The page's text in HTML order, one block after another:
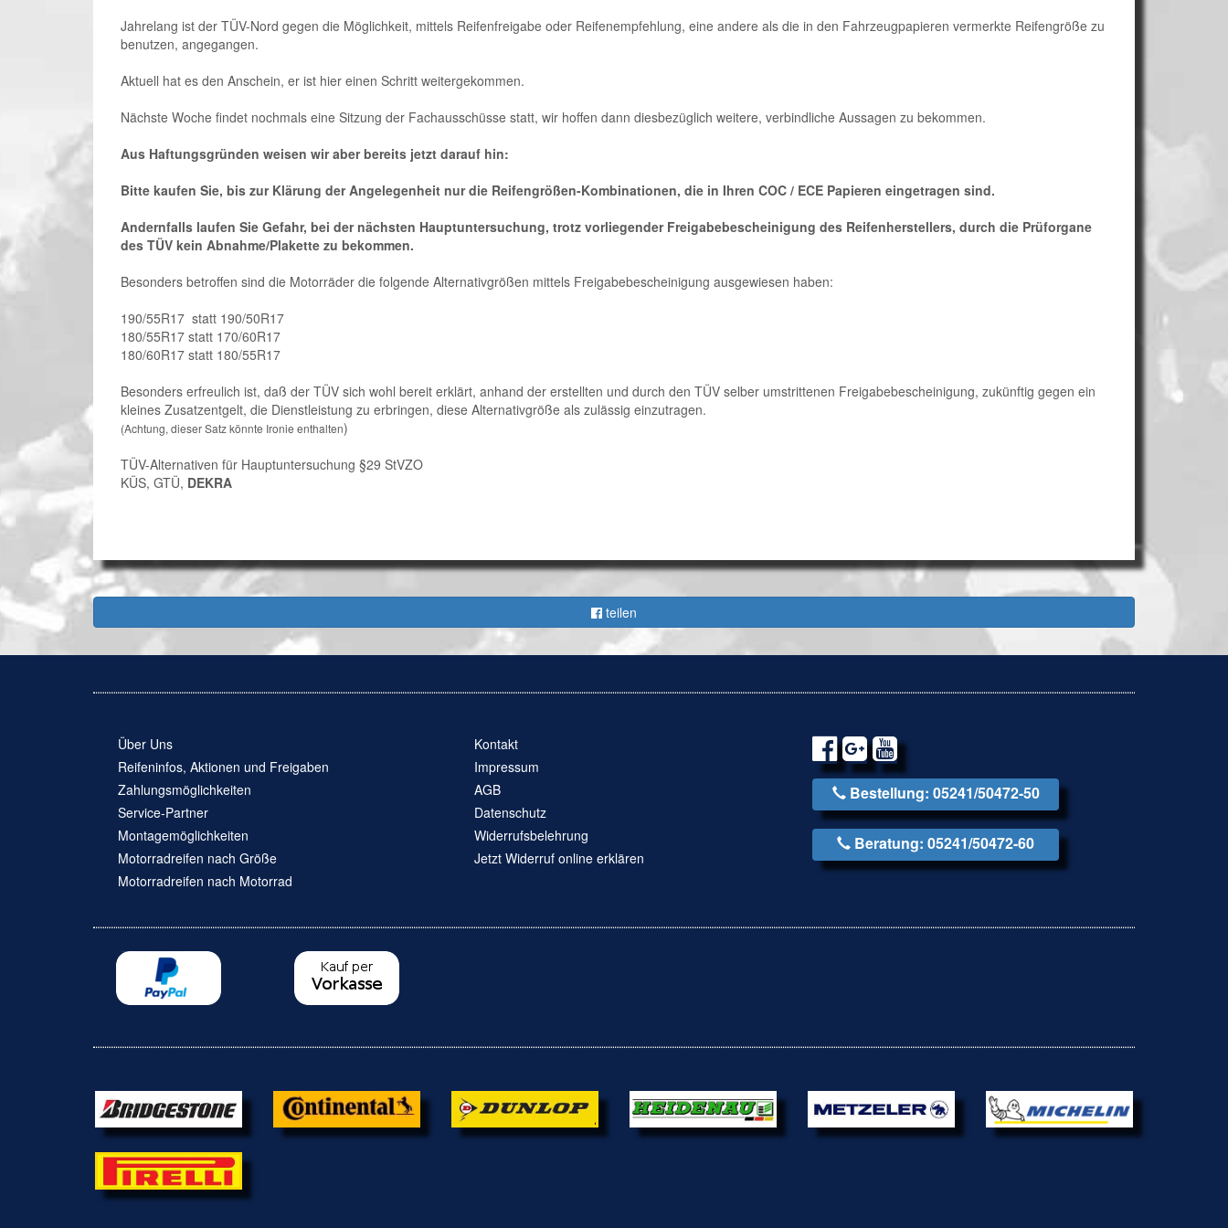
Jahrelang ist der TÜV-Nord gegen die Möglichkeit, mittels Reifenfreigabe oder Reifenempfehlung, eine andere als die in den Fahrzeugpapieren vermerkte Reifengröße zu
benutzen, angegangen.
Aktuell hat es den Anschein, er ist hier einen Schritt weitergekommen.
Nächste Woche findet nochmals eine Sitzung der Fachausschüsse statt, wir hoffen dann diesbezüglich weitere, verbindliche Aussagen zu bekommen.
Aus Haftungsgründen weisen wir aber bereits jetzt darauf hin:
Bitte kaufen Sie, bis zur Klärung der Angelegenheit nur die Reifengrößen-Kombinationen, die in Ihren COC / ECE Papieren eingetragen sind.
Andernfalls laufen Sie Gefahr, bei der nächsten Hauptuntersuchung, trotz vorliegender Freigabebescheinigung des Reifenherstellers, durch die Prüforgane
des TÜV kein Abnahme/Plakette zu bekommen.
Besonders betroffen sind die Motorräder die folgende Alternativgrößen mittels Freigabebescheinigung ausgewiesen haben:
190/55R17 statt 190/50R17
180/55R17 statt 170/60R17
180/60R17 statt 180/55R17
Besonders erfreulich ist, daß der TÜV sich wohl bereit erklärt, anhand der erstellten und durch den TÜV selber umstrittenen Freigabebescheinigung, zukünftig gegen ein
kleines Zusatzentgelt, die Dienstleistung zu erbringen, diese Alternativgröße als zulässig einzutragen.
(Achtung, dieser Satz könnte Ironie enthalten)
TÜV-Alternativen für Hauptuntersuchung §29 StVZO
KÜS, GTÜ, DEKRA
teilen
Über Uns
Reifeninfos, Aktionen und Freigaben
Zahlungsmöglichkeiten
Service-Partner
Montagemöglichkeiten
Motorradreifen nach Größe
Motorradreifen nach Motorrad
Kontakt
Impressum
AGB
Datenschutz
Widerrufsbelehrung
Jetzt Widerruf online erklären
Bestellung: 05241/50472-50
Beratung: 05241/50472-60